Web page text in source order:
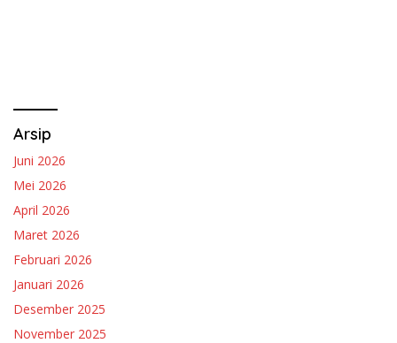
Arsip
Juni 2026
Mei 2026
April 2026
Maret 2026
Februari 2026
Januari 2026
Desember 2025
November 2025